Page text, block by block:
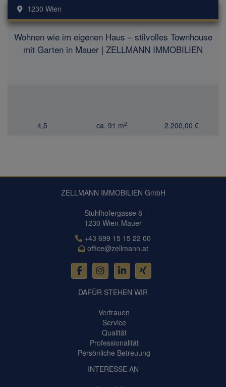
Wohnen wie im eigenen Haus – stilvolles Townhouse
mit Garten in Mauer | ZELLMANN IMMOBILIEN
1230 Wien
4,5 ca. 91 m2 2.200,00 €
ZELLMANN IMMOBILIEN GmbH
Stuhlhofergasse 8
1230 Wien-Mauer
+43 699 15 15 22 00
office@zellmann.at
DAFÜR STEHEN WIR
Vertrauen
Service
Qualität
Professionalität
Persönliche Betreuung
INTERESSE AN